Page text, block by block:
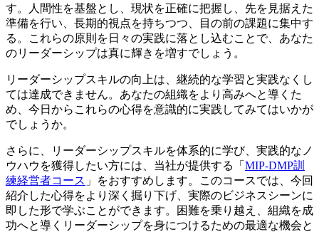
す。人間性を基盤とし、現状を正確に把握し、先を見据えた
準備を行い、長期的視点を持ちつつ、目の前の課題に集中す
る。これらの原則を日々の実践に落とし込むことで、あなた
のリーダーシップは真に輝きを増すでしょう。
リーダーシップスキルの向上は、継続的な学習と実践なくし
ては達成できません。あなたの組織をより高みへと導くた
め、今日からこれらの心得を意識的に実践してみてはいかが
でしょうか。
さらに、リーダーシップスキルを体系的に学び、実践的なノ
ウハウを獲得したい方には、当社が提供する「 MIP-DMP訓
練経営者コース 」をおすすめします。このコースでは、今回
紹介した心得をより深く掘り下げ、実際のビジネスシーンに
即した形で学ぶことができます。困難を乗り越え、組織を成
功へと導くリーダーシップを身につけるための最適な機会と